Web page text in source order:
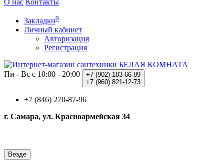
О нас Контакты
Закладки0
Личный кабинет
Авторизация
Регистрация
Пн - Вс с 10:00 - 20:00 +7 (902) 183-66-89
+7 (960) 821-12-73
+7 (846) 270-87-96
г. Самара, ул. Красноармейская 34
Везде